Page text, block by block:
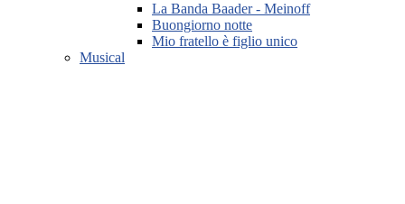
La Banda Baader - Meinoff
Buongiorno notte
Mio fratello è figlio unico
Musical